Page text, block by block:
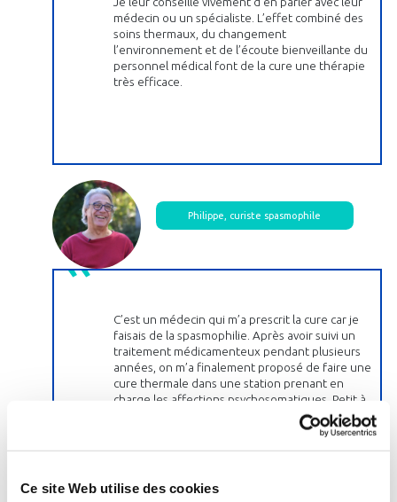
Ce site Web utilise des cookies
médecin ou un spécialiste. L’effet combiné des
soins thermaux, du changement
l’environnement et de l’écoute bienveillante du
personnel médical font de la cure une thérapie
très efficace.
Philippe, curiste spasmophile
C’est un médecin qui m’a prescrit la cure car je
faisais de la spasmophilie. Après avoir suivi un
traitement médicamenteux pendant plusieurs
années, on m’a finalement proposé de faire une
cure thermale dans une station prenant en
charge les affections psychosomatiques. Petit à
petit, grâce à la cure, j’ai pu arrêter les
traitements médicamenteux les plus lourds. La
cure est très relaxante, elle permet de sortir des
dans toutes les maladies et c’est un bon